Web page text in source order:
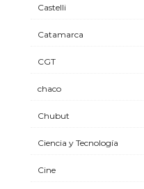
Castelli
Catamarca
CGT
chaco
Chubut
Ciencia y Tecnología
Cine